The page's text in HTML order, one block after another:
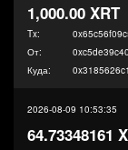
1,000.00 XRT
Tx:
От:
Куда:
2026-08-09 10:53:35
64.73348161